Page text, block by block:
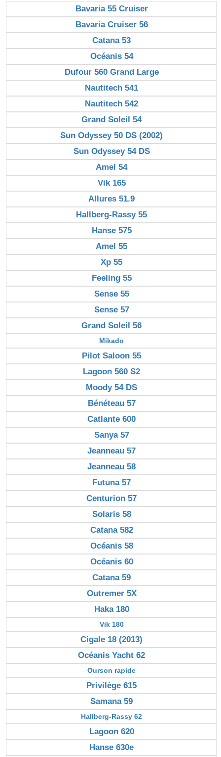
Bavaria 55 Cruiser
Bavaria Cruiser 56
Catana 53
Océanis 54
Dufour 560 Grand Large
Nautitech 541
Nautitech 542
Grand Soleil 54
Sun Odyssey 50 DS (2002)
Sun Odyssey 54 DS
Amel 54
Vik 165
Allures 51.9
Hallberg-Rassy 55
Hanse 575
Amel 55
Xp 55
Feeling 55
Sense 55
Sense 57
Grand Soleil 56
Mikado
Pilot Saloon 55
Lagoon 560 S2
Moody 54 DS
Bénéteau 57
Catlante 600
Sanya 57
Jeanneau 57
Jeanneau 58
Futuna 57
Centurion 57
Solaris 58
Catana 582
Océanis 58
Océanis 60
Catana 59
Outremer 5X
Haka 180
Vik 180
Cigale 18 (2013)
Océanis Yacht 62
Ourson rapide
Privilège 615
Samana 59
Hallberg-Rassy 62
Lagoon 620
Hanse 630e